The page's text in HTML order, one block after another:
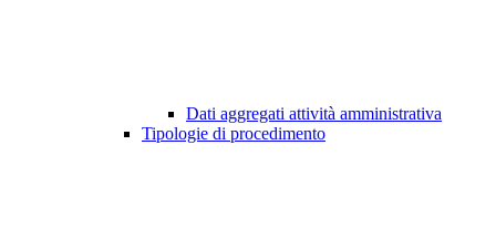
Dati aggregati attività amministrativa
Tipologie di procedimento